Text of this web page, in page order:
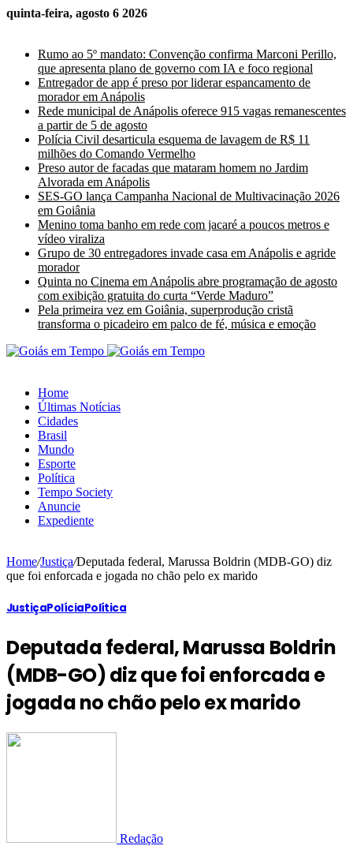
quinta-feira, agosto 6 2026
Rumo ao 5º mandato: Convenção confirma Marconi Perillo,
que apresenta plano de governo com IA e foco regional
Entregador de app é preso por liderar espancamento de
morador em Anápolis
Rede municipal de Anápolis oferece 915 vagas remanescentes
a partir de 5 de agosto
Polícia Civil desarticula esquema de lavagem de R$ 11
milhões do Comando Vermelho
Preso autor de facadas que mataram homem no Jardim
Alvorada em Anápolis
SES-GO lança Campanha Nacional de Multivacinação 2026
em Goiânia
Menino toma banho em rede com jacaré a poucos metros e
vídeo viraliza
Grupo de 30 entregadores invade casa em Anápolis e agride
morador
Quinta no Cinema em Anápolis abre programação de agosto
com exibição gratuita do curta “Verde Maduro”
Pela primeira vez em Goiânia, superprodução cristã
transforma o picadeiro em palco de fé, música e emoção
Home
Últimas Notícias
Cidades
Brasil
Mundo
Esporte
Política
Tempo Society
Anuncie
Expediente
Home/Justiça/Deputada federal, Marussa Boldrin (MDB-GO) diz
que foi enforcada e jogada no chão pelo ex marido
JustiçaPolíciaPolítica
Deputada federal, Marussa Boldrin
(MDB-GO) diz que foi enforcada e
jogada no chão pelo ex marido
Redação